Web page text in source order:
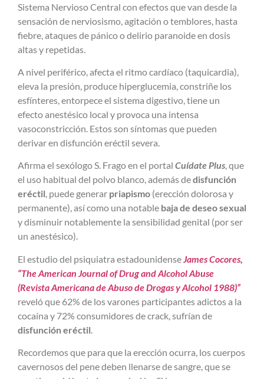
Sistema Nervioso Central con efectos que van desde la
sensación de nerviosismo, agitación o temblores, hasta
fiebre, ataques de pánico o delirio paranoide en dosis
altas y repetidas.
A nivel periférico, afecta el ritmo cardíaco (taquicardia),
eleva la presión, produce hiperglucemia, constriñe los
esfínteres, entorpece el sistema digestivo, tiene un
efecto anestésico local y provoca una intensa
vasoconstricción. Estos son síntomas que pueden
derivar en disfunción eréctil severa.
Afirma el sexólogo S. Frago en el portal Cuídate Plus, que
el uso habitual del polvo blanco, además dedisfunción
eréctil, puede generar priapismo (erección dolorosa y
permanente), así como una notable baja de deseo sexual
y disminuir notablemente la sensibilidad genital (por ser
un anestésico).
El estudio del psiquiatra estadounidense James Cocores,
“The American Journal of Drug and Alcohol Abuse
(Revista Americana de Abuso de Drogas y Alcohol 1988)”
reveló que 62% de los varones participantes adictos a la
cocaína y 72% consumidores de crack, sufrían de
disfunción eréctil
Recordemos que para que la erección ocurra, los cuerpos
cavernosos del pene deben llenarse de sangre, que se